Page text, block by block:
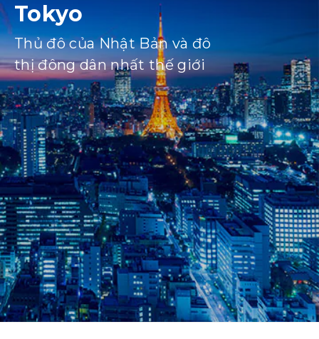
Tokyo
Thủ đô của Nhật Bản và đô
thị đông dân nhất thế giới